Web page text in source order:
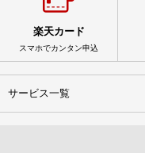
楽天カード
スマホでカンタン申込
サービス一覧